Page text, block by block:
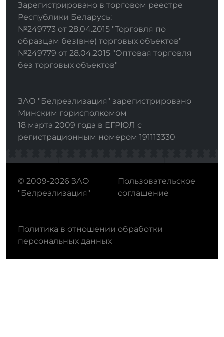
Зарегистрировано в торговом реестре
Республики Беларусь:
№249773 от 28.04.2015 "Торговля по
образцам без(вне) торговых объектов"
№249779 от 28.04.2015 "Оптовая торговля
без торговых объектов"
ЗАО "Белреализация" зарегистрировано
Минским горисполкомом
18 марта 2009 года в ЕГРЮЛ с
регистрационным номером 191113330
© 2009-2026 ЗАО
"Белреализация"
Пользовательское
соглашение
Политика в отношении обработки
персональных данных